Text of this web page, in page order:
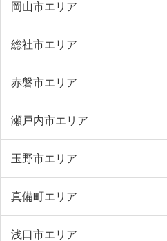
岡山市エリア
総社市エリア
赤磐市エリア
瀬戸内市エリア
玉野市エリア
真備町エリア
浅口市エリア